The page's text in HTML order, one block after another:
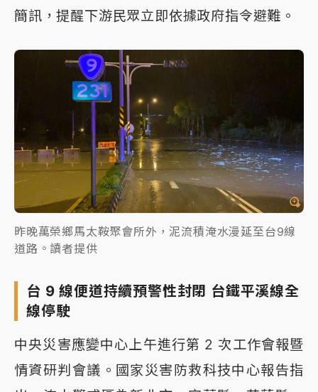
簡訊，提醒下游民眾立即依據政府指令避難。
昨晚萬榮鄉馬太鞍聚會所外，泥流積淹水漫延至台9線
道路。讀者提供
台 9 線便道持續預警性封閉 台鐵平溪線全
線停駛
中央災害應變中心上午進行第 2 次工作會報暨
情資研判會議。國家災害防救科技中心報告指